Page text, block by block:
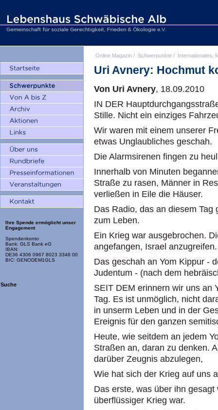
Ihre Spende ermöglicht unser
Engagement
Spendenkonto:
Bank: GLS Bank eG
IBAN:
DE36 4306 0967 8023 3348 00
BIC: GENODEM1GLS
Suche
Online Magazin / Schwerpunkte / Internationales,
Uri Avnery: Hochmut
Von Uri Avnery, 18.09.2010
IN DER
Stille. Nicht ein einziges
Wir waren mit einem unserer
etwas Unglaubliches geschah.
Die Alarmsirenen fingen zu
Innerhalb von Minuten
Straße zu rasen, Männer in
verließen in Eile die Häuser.
Das Radio, das an diesem
zum Leben.
Ein Krieg war ausgebrochen.
angefangen, Israel anzugreifen.
Das geschah an Yom Kippur -
Judentum - (nach dem
SEIT DEM erinnern wir uns an
Tag. Es ist unmöglich, nicht
in unserm Leben und in der
Ereignis für den ganzen
Heute, wie seitdem an jedem
Straßen an, daran zu denken.
darüber Zeugnis abzulegen,
Wie hat sich der Krieg auf uns
Das erste, was über ihn
überflüssiger Krieg war.